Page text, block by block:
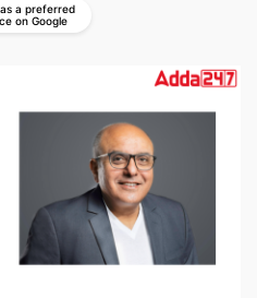
a preferred
on Google